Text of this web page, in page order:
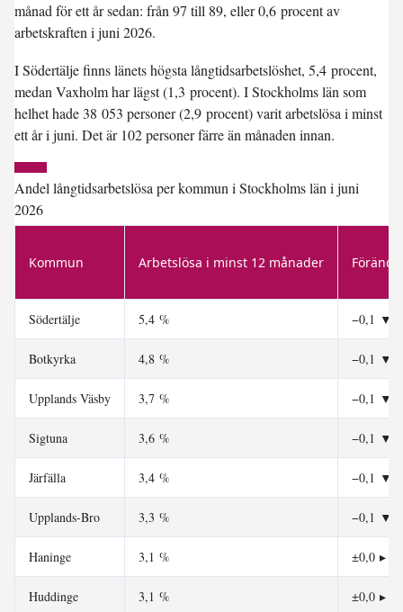
månad för ett år sedan: från 97 till 89, eller 0,6 procent av
arbetskraften i juni 2026.
ISödertäljefinns länets högsta långtidsarbetslöshet, 5,4 procent,
medan Vaxholmhar lägst (1,3 procent). I Stockholms län som
helhet hade 38 053 personer (2,9 procent) varit arbetslösa i minst
ett år i juni. Det är 102 personer färre än månaden innan.
Andel långtidsarbetslösa per kommun i Stockholms län i juni
2026
Kommun Arbetslösa i minst 12 månader
Södertälje 5,4 % −0,1 ▼
Botkyrka 4,8 % −0,1 ▼
Upplands Väsby 3,7 % −0,1 ▼
Sigtuna 3,6 % −0,1 ▼
Järfälla 3,4 % −0,1 ▼
Upplands-Bro 3,3 % −0,1 ▼
Haninge 3,1 % ±0,0 ▸
Huddinge 3,1 % ±0,0 ▸